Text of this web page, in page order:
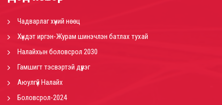
Чадварлаг хүний нөөц
Хүндэт иргэн-Журам шинэчлэн батлах тухай
Налайхын боловсрол 2030
Гамшигт тэсвэртэй дүүрэг
Аюулгүй Налайх
Боловсрол-2024